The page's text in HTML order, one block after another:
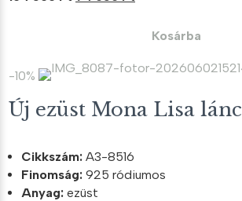
500 Ft.
050 Ft.
Kosárba
-10%
Új ezüst Mona Lisa lánc
Cikkszám: A3-8516
Finomság: 925 ródiumos
Anyag: ezüst